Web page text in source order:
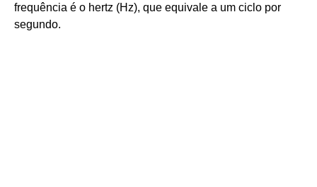
frequência é o hertz (Hz), que equivale a um ciclo por
segundo.